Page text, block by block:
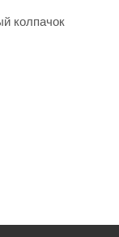
колпачок